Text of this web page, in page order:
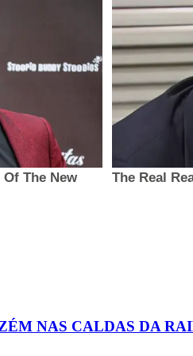
NAS CALDAS DA